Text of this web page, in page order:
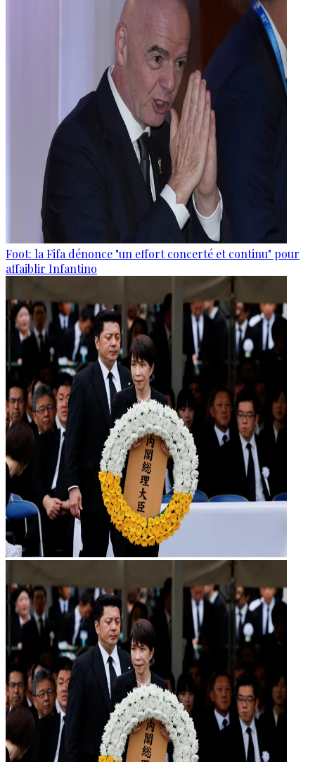
Foot: la Fifa dénonce "un effort concerté et continu" pour
affaiblir Infantino